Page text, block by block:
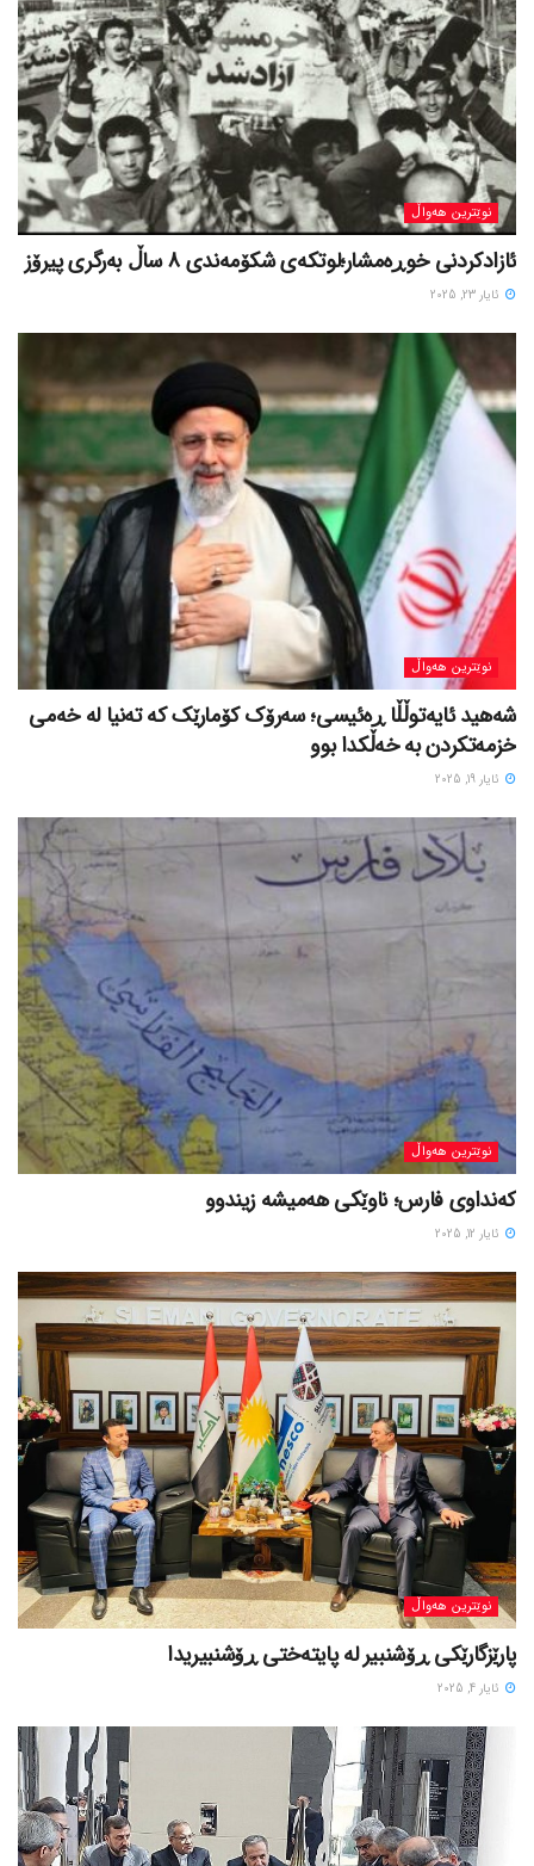
نوێترین هەواڵ
ئازادکردنی خوڕەمشار؛لوتکەی شکۆمەندی 8 ساڵ بەرگری پیرۆز
ئایار 23, 2025
نوێترین هەواڵ
شەهید ئایەتوڵڵا ڕەئیسی؛ سەرۆک کۆمارێک کە تەنیا لە خەمی
خزمەتکردن بە خەڵکدا بوو
ئایار 19, 2025
نوێترین هەواڵ
کەنداوی فارس؛ ناوێکی هەمیشە زیندوو
ئایار 12, 2025
نوێترین هەواڵ
پارێزگارێکی ڕۆشنبیر لە پایتەختی ڕۆشنبیریدا
ئایار 4, 2025